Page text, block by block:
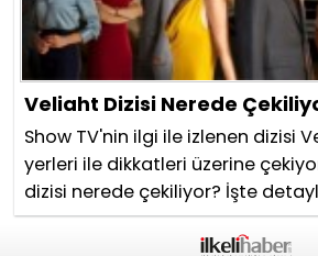
Veliaht Dizisi Nerede
Show TV'nin ilgi ile izlenen dizisi
yerleri ile dikkatleri üzerine
dizisi nerede çekiliyor? İşte